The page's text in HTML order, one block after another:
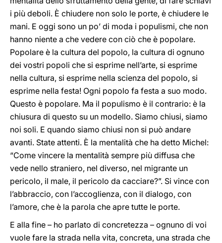
i più deboli. È chiudere non solo le porte, è chiudere le
mani. E oggi sono un po’ di moda i populismi, che non
hanno niente a che vedere con ciò che è popolare.
Popolare è la cultura del popolo, la cultura di ognuno
dei vostri popoli che si esprime nell’arte, si esprime
nella cultura, si esprime nella scienza del popolo, si
esprime nella festa! Ogni popolo fa festa a suo modo.
Questo è popolare. Ma il populismo è il contrario: è la
chiusura di questo su un modello. Siamo chiusi, siamo
noi soli. E quando siamo chiusi non si può andare
avanti. State attenti. È la mentalità che ha detto Michel:
“Come vincere la mentalità sempre più diffusa che
vede nello straniero, nel diverso, nel migrante un
pericolo, il male, il pericolo da cacciare?”. Si vince con
l’abbraccio, con l’accoglienza, con il dialogo, con
l’amore, che è la parola che apre tutte le porte.
E alla fine – ho parlato di concretezza – ognuno di voi
vuole fare la strada nella vita, concreta, una strada che